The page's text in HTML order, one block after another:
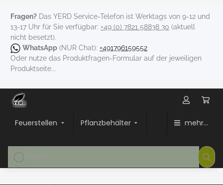
Fragen? Das YERD Service-Telefon ist Werktags von 9-12 und
13-17 Uhr für Sie verfügbar: +49 (0) 7821 58838 30 (aktuell
nicht besetzt).
WhatsApp (NUR Chat): +491796159552
Oder nutze das Produktfragen-Formular auf der jeweiligen
Produktseite...
Feuerstellen Pflanzbehälter mehr...